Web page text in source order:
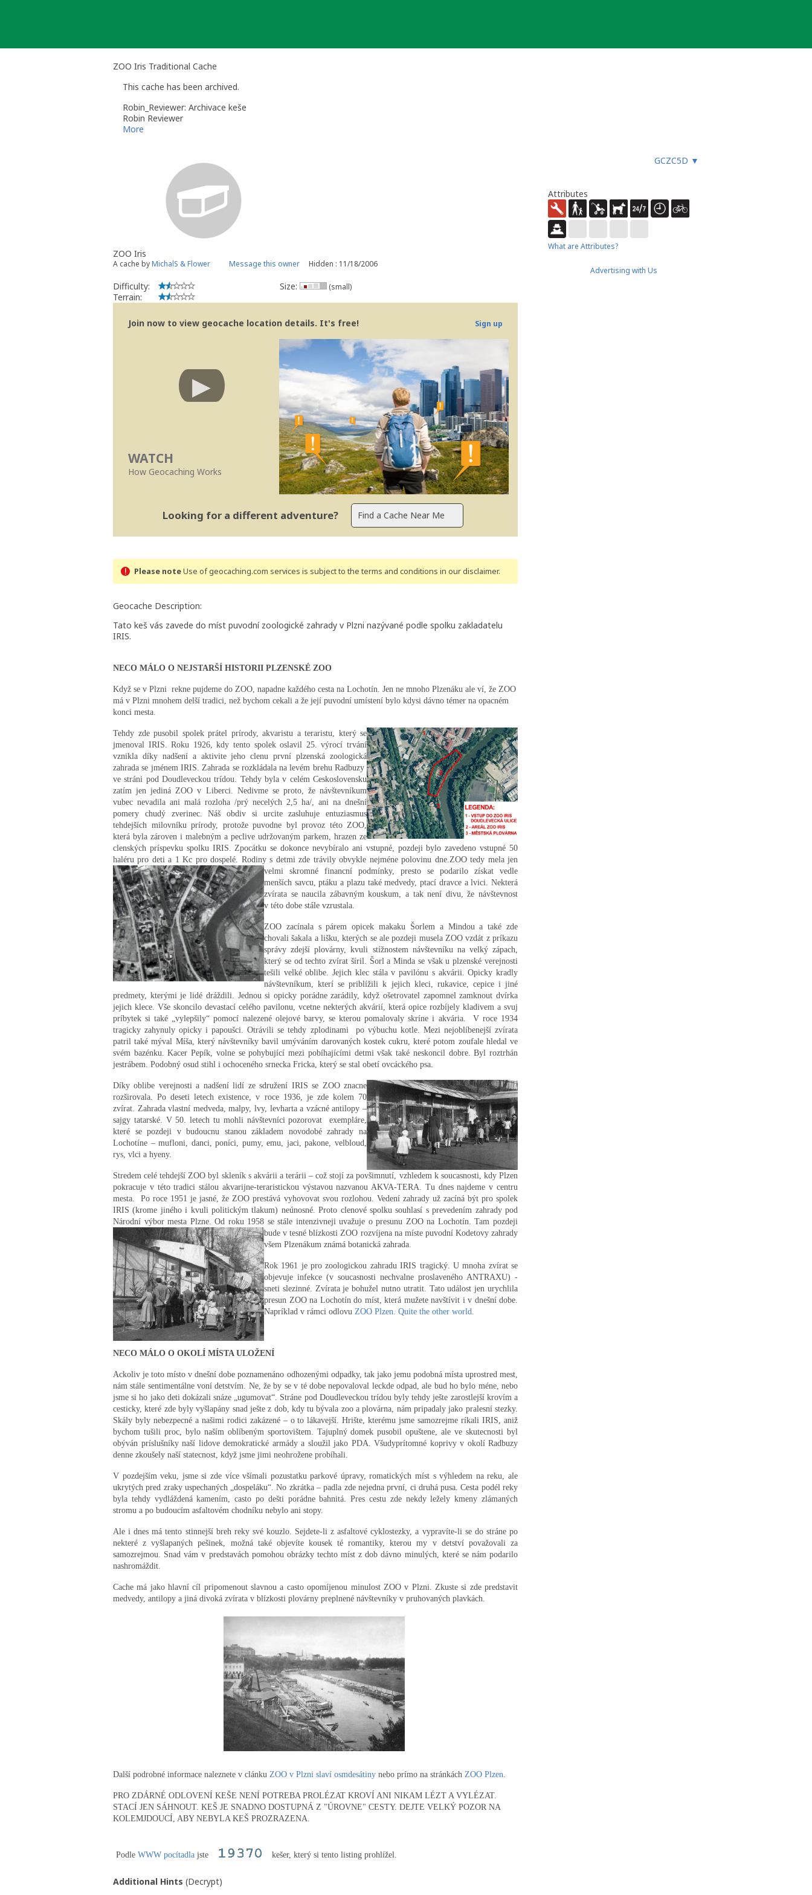
ZOO Iris Traditional Cache
This cache has been archived.
Robin_Reviewer: Archivace keše
Robin Reviewer
More
GCZC5D ▼
ZOO Iris
A cache byMichalS & Flower Message this owner Hidden : 11/18/2006
Difficulty:
Terrain:
Size: (small)
Join now to view geocache location details. It's free! Sign up
WATCH
How Geocaching Works
Looking for a different adventure?
Please noteUse of geocaching.com services is subject to the terms and conditions in our disclaimer.
Geocache Description:
Tato keš vás zavede do míst puvodní zoologické zahrady v Plzni nazývané podle spolku zakladatelu
IRIS.
NECO MÁLO O NEJSTARŠÍ HISTORII PLZENSKÉ ZOO
Když se v Plzni rekne pujdeme do ZOO, napadne každého cesta na Lochotín. Jen ne mnoho Plzenáku ale ví, že ZOO
má v Plzni mnohem delší tradici, než bychom cekali a že její puvodní umístení bylo kdysi dávno témer na opacném
konci mesta.
Tehdy zde pusobil spolek prátel prírody, akvaristu a teraristu, který se
jmenoval IRIS. Roku 1926, kdy tento spolek oslavil 25. výrocí trvání
vznikla díky nadšení a aktivite jeho clenu první plzenská zoologická
zahrada se jménem IRIS. Zahrada se rozkládala na levém brehu Radbuzy
ve stráni pod Doudleveckou trídou. Tehdy byla v celém Ceskoslovensku
zatím jen jediná ZOO v Liberci. Nedivme se proto, že návštevníkum
vubec nevadila ani malá rozloha /prý necelých 2,5 ha/, ani na dnešní
pomery chudý zverinec. Náš obdiv si urcite zasluhuje entuziasmus
tehdejších milovníku prírody, protože puvodne byl provoz této ZOO,
která byla zároven i malebným a peclive udržovaným parkem, hrazen ze
clenských príspevku spolku IRIS. Zpocátku se dokonce nevybíralo ani vstupné, pozdeji bylo zavedeno vstupné 50
haléru pro deti a 1 Kc pro dospelé. Rodiny s detmi zde trávily obvykle nejméne polovinu dne.ZOO tedy mela jen
velmi skromné financní podmínky, presto se podarilo získat vedle
menších savcu, ptáku a plazu také medvedy, ptací dravce a lvici. Nekterá
zvírata se naucila zábavným kouskum, a tak není divu, že návštevnost
v této dobe stále vzrustala.
ZOO zacínala s párem opicek makaku Šorlem a Mindou a také zde
chovali šakala a lišku, kterých se ale pozdeji musela ZOO vzdát z príkazu
správy zdejší plovárny, kvuli stížnostem návštevníku na velký zápach,
který se od techto zvírat šíril. Šorl a Minda se však u plzenské verejnosti
tešili velké oblibe. Jejich klec stála v pavilónu s akvárii. Opicky kradly
návštevníkum, kterí se priblížili k jejich kleci, rukavice, cepice i jiné
predmety, kterými je lidé dráždili. Jednou si opicky porádne zarádily, když ošetrovatel zapomnel zamknout dvírka
jejich klece. Vše skoncilo devastací celého pavilonu, vcetne nekterých akvárií, která opice rozbíjely kladivem a svuj
príbytek si také „vylepšily“ pomocí nalezené olejové barvy, se kterou pomalovaly skríne i akvária.
V roce 1934
tragicky zahynuly opicky i papoušci. Otrávili se tehdy zplodinami
po výbuchu kotle. Mezi nejoblíbenejší zvírata
patril také mýval Míša, který návštevníky bavil umýváním darovaných kostek cukru, které potom zoufale hledal ve
svém bazénku. Kacer Pepík, volne se pohybující mezi pobíhajícími detmi však také neskoncil dobre. Byl roztrhán
jestrábem. Podobný osud stihl i ochoceného srnecka Fricka, který se stal obetí ovcáckého psa.
Díky oblibe verejnosti a nadšení lidí ze sdružení IRIS se ZOO znacne
rozširovala. Po deseti letech existence, v roce 1936, je zde kolem 70
zvírat. Zahrada vlastní medveda, malpy, lvy, levharta a vzácné antilopy –
sajgy tatarské. V 50. letech tu mohli návštevníci pozorovat exempláre,
které se pozdeji v budoucnu stanou základem novodobé zahrady na
Lochotíne – mufloni, danci, poníci, pumy, emu, jaci, pakone, velbloud,
rys, vlci a hyeny.
Stredem celé tehdejší ZOO byl skleník s akvárii a terárii – což stojí za povšimnutí, vzhledem k soucasnosti, kdy Plzen
pokracuje v této tradici stálou akvarijne-teraristickou výstavou nazvanou AKVA-TERA. Tu dnes najdeme v centru
mesta. Po roce 1951 je jasné, že ZOO prestává vyhovovat svou rozlohou. Vedení zahrady už zacíná být pro spolek
IRIS (krome jiného i kvuli politickým tlakum) neúnosné. Proto clenové spolku souhlasí s prevedením zahrady pod
Národní výbor mesta Plzne. Od roku 1958 se stále intenzivneji uvažuje o presunu ZOO na Lochotín. Tam pozdeji
budev tesné blízkosti ZOO rozvíjena na míste puvodní Kodetovy zahrady
všem Plzenákum známá botanická zahrada.
Rok 1961 je pro zoologickou zahradu IRIS tragický. U mnoha zvírat se
objevuje infekce (v soucasnosti nechvalne proslaveného ANTRAXU) -
sneti slezinné. Zvírata je bohužel nutno utratit. Tato událost jen urychlila
presun ZOO na Lochotín do míst, která mužete navštívit i v dnešní dobe.
Napríklad v rámci odlovu ZOO Plzen. Quite the other world.
NECO MÁLO O OKOLÍ MÍSTA ULOŽENÍ
Ackoliv je toto místo v dnešní dobe poznamenáno odhozenými odpadky, tak jako jemu podobná místa uprostred mest,
nám stále sentimentálne voní detstvím. Ne, že by se v té dobe nepovaloval leckde odpad, ale bud ho bylo méne, nebo
jsme si ho jako deti dokázali snáze „ugumovat“. Stráne pod Doudleveckou trídou byly tehdy ješte zarostlejší krovím a
cesticky, které zde byly vyšlapány snad ješte z dob, kdy tu bývala zoo a plovárna, nám pripadaly jako pralesní stezky.
Skály byly nebezpecné a našimi rodici zakázené – o to lákavejší. Hrište, kterému jsme samozrejme ríkali IRIS, aniž
bychom tušili proc, bylo naším oblíbeným sportovištem. Tajuplný domek pusobil opuštene, ale ve skutecnosti byl
obýván príslušníky naší lidove demokratické armády a sloužil jako PDA. Všudyprítomné koprivy v okolí Radbuzy
denne zkoušely naší statecnost, když jsme jimi neohrožene probíhali.
V pozdejším veku, jsme si zde více všímali pozustatku parkové úpravy, romatických míst s výhledem na reku, ale
ukrytých pred zraky uspechaných „dospeláku“. No zkrátka – padla zde nejedna první, ci druhá pusa. Cesta podél reky
byla tehdy vydláždená kamením, casto po dešti porádne bahnitá. Pres cestu zde nekdy ležely kmeny zlámaných
stromu a po budoucím asfaltovém chodníku nebylo ani stopy.
Ale i dnes má tento stinnejší breh reky své kouzlo. Sejdete-li z asfaltové cyklostezky, a vypravíte-li se do stráne po
nekteré z vyšlapaných pešinek, možná také objevíte kousek té romantiky, kterou my v detství považovali za
samozrejmou. Snad vám v predstavách pomohou obrázky techto míst z dob dávno minulých, které se nám podarilo
nashromáždit.
Cache má jako hlavní cíl pripomenout slavnou a casto opomíjenou minulost ZOO v Plzni. Zkuste si zde predstavit
medvedy, antilopy a jiná divoká zvírata v blízkosti plovárny preplnené návštevníky v pruhovaných plavkách.
Další podrobné informace naleznete v clánku ZOO v Plzni slaví osmdesátiny nebo prímo na stránkách ZOO Plzen
PRO ZDÁRNÉ ODLOVENÍ KEŠE NENÍ POTREBA PROLÉZAT KROVÍ ANI NIKAM LÉZT A VYLÉZAT.
STACÍ JEN SÁHNOUT. KEŠ JE SNADNO DOSTUPNÁ Z "ÚROVNE" CESTY. DEJTE VELKÝ POZOR NA
KOLEMJDOUCÍ, ABY NEBYLA KEŠ PROZRAZENA.
Podle WWW pocítadla jste kešer, který si tento listing prohlížel.
Additional Hints (Decrypt)
Attributes
What are Attributes?
Advertising with Us